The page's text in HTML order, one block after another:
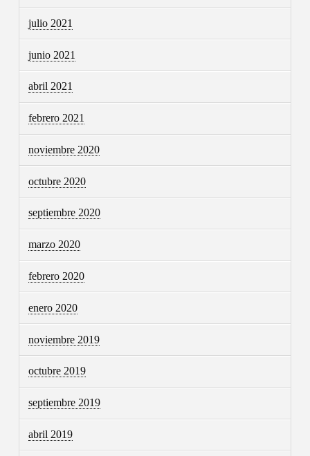
julio 2021
junio 2021
abril 2021
febrero 2021
noviembre 2020
octubre 2020
septiembre 2020
marzo 2020
febrero 2020
enero 2020
noviembre 2019
octubre 2019
septiembre 2019
abril 2019